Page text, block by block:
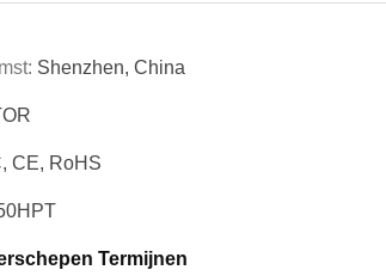
Shenzhen, China
CE, RoHS
Termijnen